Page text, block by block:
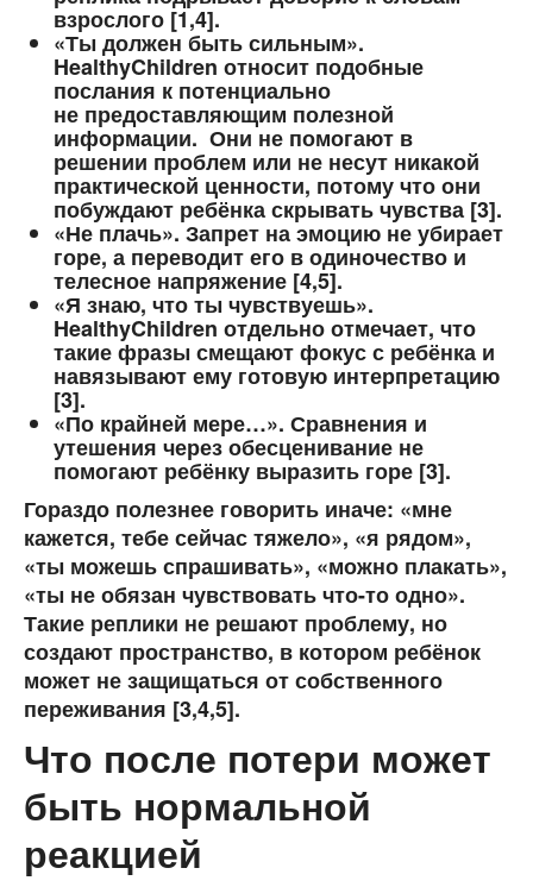
взрослого [1,4].
«Ты должен быть сильным».
HealthyChildren относит подобные
послания к потенциально
не предоставляющим полезной
информации. Они не помогают в
решении проблем или не несут никакой
практической ценности, потому что они
побуждают ребёнка скрывать чувства [3].
«Не плачь». Запрет на эмоцию не убирает
горе, а переводит его в одиночество и
телесное напряжение [4,5].
«Я знаю, что ты чувствуешь».
HealthyChildren отдельно отмечает, что
такие фразы смещают фокус с ребёнка и
навязывают ему готовую интерпретацию
[3].
«По крайней мере…». Сравнения и
утешения через обесценивание не
помогают ребёнку выразить горе [3].
Гораздо полезнее говорить иначе: «мне
кажется, тебе сейчас тяжело», «я рядом»,
«ты можешь спрашивать», «можно плакать»,
«ты не обязан чувствовать что-то одно».
Такие реплики не решают проблему, но
создают пространство, в котором ребёнок
может не защищаться от собственного
переживания [3,4,5].
Что после потери может
быть нормальной
реакцией